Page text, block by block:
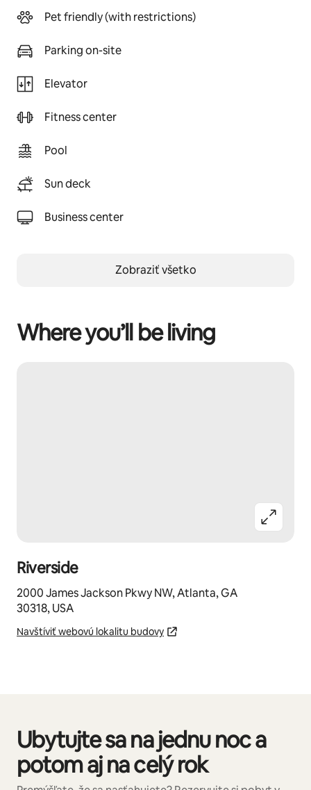
Pet friendly (with restrictions)
Parking on-site
Elevator
Fitness center
Pool
Sun deck
Business center
Zobraziť všetko
Where you’ll be living
Riverside
2000 James Jackson Pkwy NW, Atlanta, GA
30318, USA
Navštíviť webovú lokalitu budovy
Ubytujte sa na jednu noc a
potom aj na celý rok
Zobrazuje sa 0 z 0 položiek